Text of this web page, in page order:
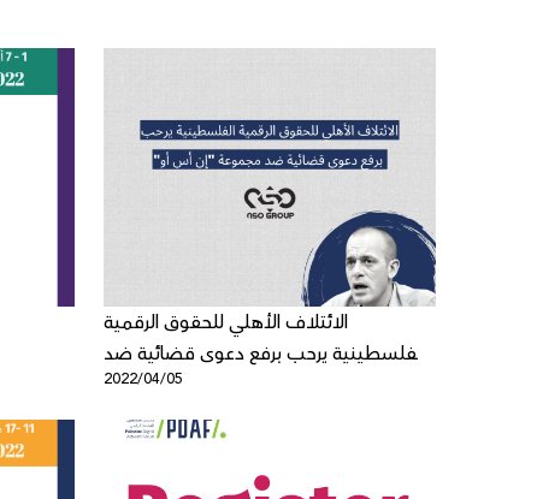
الائتلاف الأهلي للحقوق الرقمية
الفلسطينية يرحب برفع دعوى قضائية ضد
2022/04/05